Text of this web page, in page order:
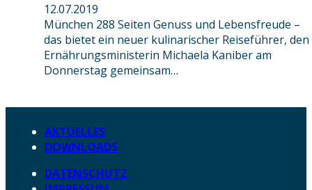
12.07.2019
München 288 Seiten Genuss und Lebensfreude –
das bietet ein neuer kulinarischer Reiseführer, den
Ernährungsministerin Michaela Kaniber am
Donnerstag gemeinsam…
AKTUELLES
DOWNLOADS
DATENSCHUTZ